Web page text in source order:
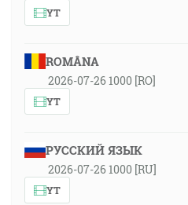
YT
ROMÂNA
2026-07-26 1000 [RO]
YT
РУССКИЙ ЯЗЫК
2026-07-26 1000 [RU]
YT